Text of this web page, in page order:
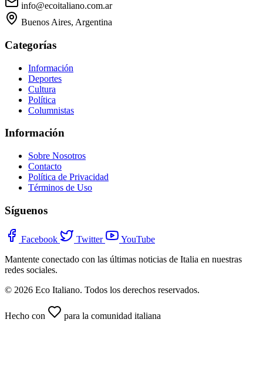
info@ecoitaliano.com.ar
Buenos Aires, Argentina
Categorías
Información
Deportes
Cultura
Política
Columnistas
Información
Sobre Nosotros
Contacto
Política de Privacidad
Términos de Uso
Síguenos
Facebook Twitter
YouTube
Mantente conectado con las últimas noticias de Italia en nuestras
redes sociales.
© 2026 Eco Italiano. Todos los derechos reservados.
Hecho con para la comunidad italiana